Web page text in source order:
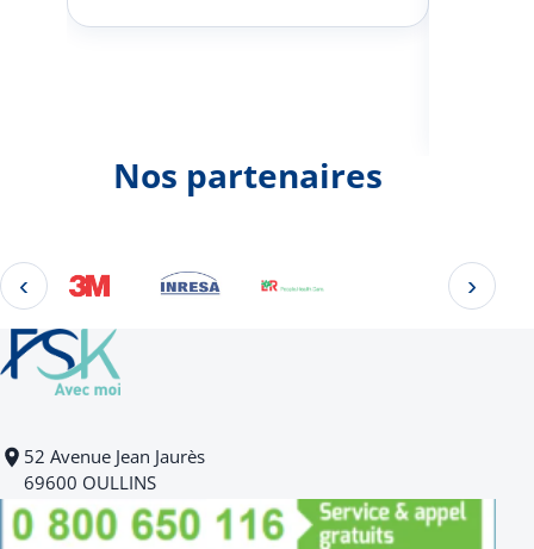
Nos partenaires
‹ ›
Éléments 2 à 4 sur 22
52 Avenue Jean Jaurès
69600 OULLINS